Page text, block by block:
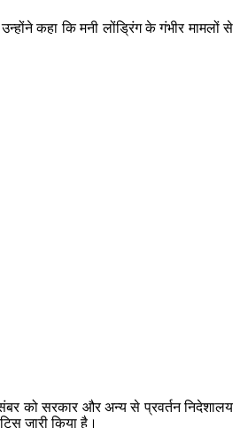
कहा कि मनी लोंड्रिंग के गंभीर मामलों से
को सरकार और अन्य से प्रवर्तन निदेशालय
जारी किया है।